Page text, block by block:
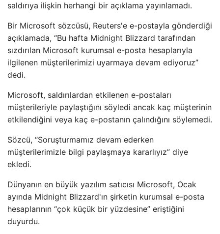
saldırıya ilişkin herhangi bir açıklama yayınlamadı.
Bir Microsoft sözcüsü, Reuters'e e-postayla gönderdiği
açıklamada, “Bu hafta Midnight Blizzard tarafından
sızdırılan Microsoft kurumsal e-posta hesaplarıyla
ilgilenen müşterilerimizi uyarmaya devam ediyoruz”
dedi.
Microsoft, saldırılardan etkilenen e-postaları
müşterileriyle paylaştığını söyledi ancak kaç müşterinin
etkilendiğini veya kaç e-postanın çalındığını söylemedi.
Sözcü, “Soruşturmamız devam ederken
müşterilerimizle bilgi paylaşmaya kararlıyız” diye
ekledi.
Dünyanın en büyük yazılım satıcısı Microsoft, Ocak
ayında Midnight Blizzard'ın şirketin kurumsal e-posta
hesaplarının “çok küçük bir yüzdesine” eriştiğini
duyurdu.